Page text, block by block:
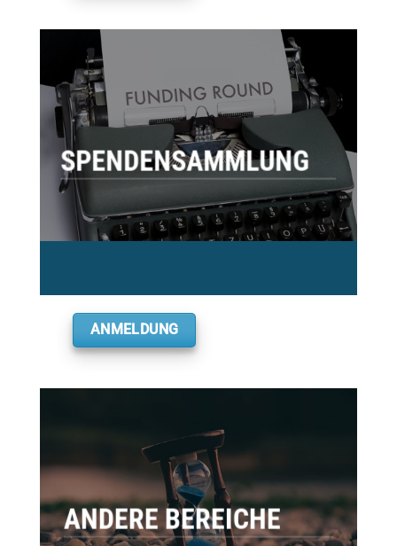
SPENDENSAMMLUNG
ANMELDUNG
ANDERE BEREICHE